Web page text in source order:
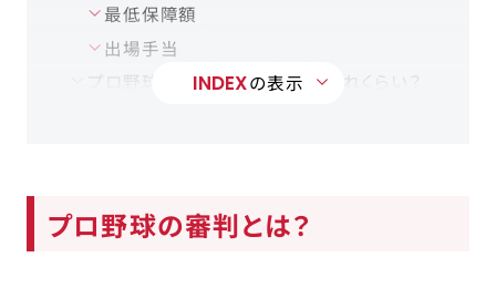
最低保障額
出場手当
プロ野球の審判の平均年収はどれくらい？
アマチュア野球審判の年収は？
INDEXの表示
プロ野球の審判とは？